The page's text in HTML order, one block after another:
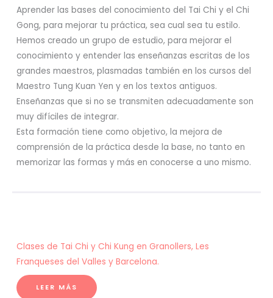
Aprender las bases del conocimiento del Tai Chi y el Chi
Gong, para mejorar tu práctica, sea cual sea tu estilo.
Hemos creado un grupo de estudio, para mejorar el
conocimiento y entender las enseñanzas escritas de los
grandes maestros, plasmadas también en los cursos del
Maestro Tung Kuan Yen y en los textos antiguos.
Enseñanzas que si no se transmiten adecuadamente son
muy difíciles de integrar.
Esta formación tiene como objetivo, la mejora de
comprensión de la práctica desde la base, no tanto en
memorizar las formas y más en conocerse a uno mismo.
Clases de Tai Chi y Chi Kung en Granollers, Les
Franqueses del Valles y Barcelona.
LEER MÁS